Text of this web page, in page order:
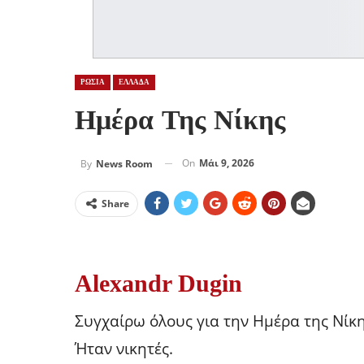
ΡΩΣΙΑ ΕΛΛΑΔΑ
Ημέρα Της Νίκης
By News Room On Μάι 9, 2026
Share
Alexandr Dugin
Συγχαίρω όλους για την Ημέρα της
Ήταν νικητές.